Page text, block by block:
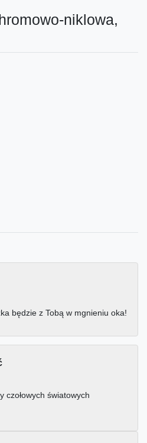
niklowa,
będzie z Tobą w mgnieniu oka!
czołowych światowych